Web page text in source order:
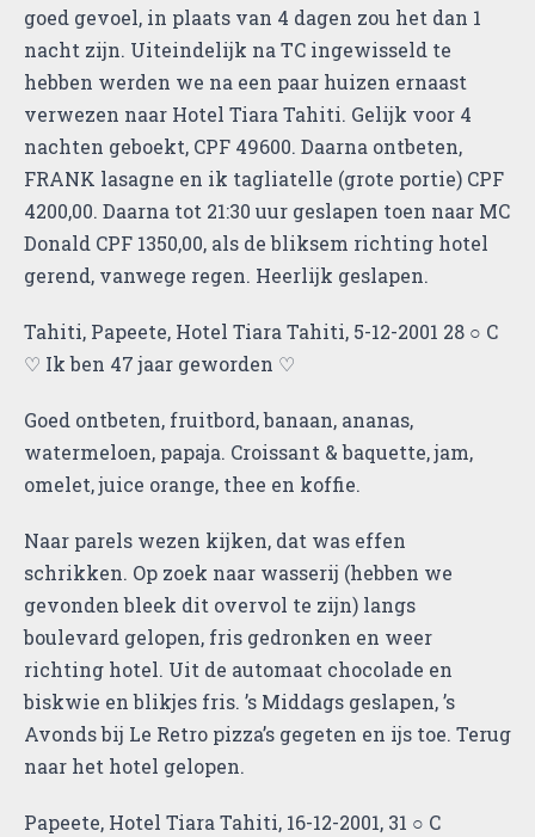
goed gevoel, in plaats van 4 dagen zou het dan 1
nacht zijn. Uiteindelijk na TC ingewisseld te
hebben werden we na een paar huizen ernaast
verwezen naar Hotel Tiara Tahiti. Gelijk voor 4
nachten geboekt, CPF 49600. Daarna ontbeten,
FRANK lasagne en ik tagliatelle (grote portie) CPF
4200,00. Daarna tot 21:30 uur geslapen toen naar MC
Donald CPF 1350,00, als de bliksem richting hotel
gerend, vanwege regen. Heerlijk geslapen.
Tahiti, Papeete, Hotel Tiara Tahiti, 5-12-2001 28 ○ C
♡ Ik ben 47 jaar geworden ♡
Goed ontbeten, fruitbord, banaan, ananas,
watermeloen, papaja. Croissant & baquette, jam,
omelet, juice orange, thee en koffie.
Naar parels wezen kijken, dat was effen
schrikken. Op zoek naar wasserij (hebben we
gevonden bleek dit overvol te zijn) langs
boulevard gelopen, fris gedronken en weer
richting hotel. Uit de automaat chocolade en
biskwie en blikjes fris. ’s Middags geslapen, ’s
Avonds bij Le Retro pizza’s gegeten en ijs toe. Terug
naar het hotel gelopen.
Papeete, Hotel Tiara Tahiti, 16-12-2001, 31 ○ C